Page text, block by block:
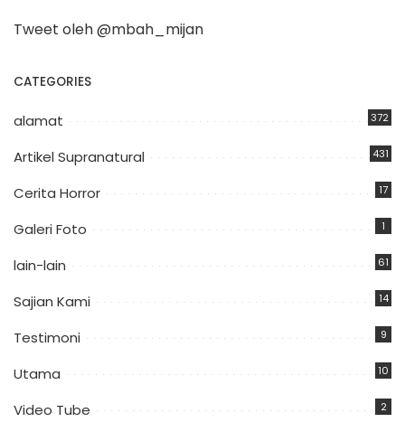
Tweet oleh @mbah_mijan
CATEGORIES
alamat 372
Artikel Supranatural 431
Cerita Horror 17
Galeri Foto 1
lain-lain 61
Sajian Kami 14
Testimoni 9
Utama 10
Video Tube 2